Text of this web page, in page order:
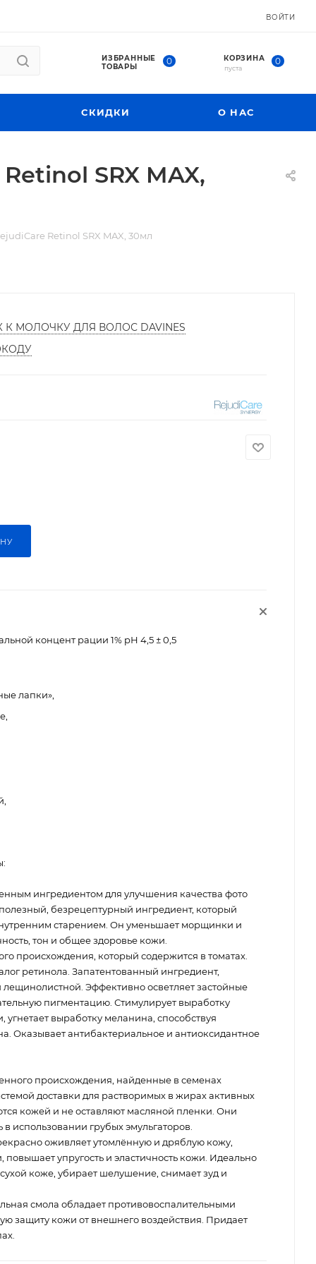
ВОЙТИ
ИЗБРАННЫЕ
ТОВАРЫ
0 КОРЗИНА 0
пуста
СКИДКИ О НАС
SRX MAX,
Retinol SRX MAX, 30мл
МОЛОЧКУ ДЛЯ ВОЛОС DAVINES
концент рации 1% рН 4,5 ± 0,5
лапки»,
ингредиентом для улучшения качества фото
безрецептурный ингредиент, который
старением. Он уменьшает морщинки и
тон и общее здоровье кожи.
происхождения, который содержится в томатах.
ретинола. Запатентованный ингредиент,
Эффективно осветляет застойные
пигментацию. Стимулирует выработку
выработку меланина, способствуя
Оказывает антибактериальное и антиоксидантное
происхождения, найденные в семенах
доставки для растворимых в жирах активных
кожей и не оставляют масляной пленки. Они
использовании грубых эмульгаторов.
оживляет утомлённую и дряблую кожу,
упругость и эластичность кожи. Идеально
коже, убирает шелушение, снимает зуд и
смола обладает противовоспалительными
защиту кожи от внешнего воздействия. Придает